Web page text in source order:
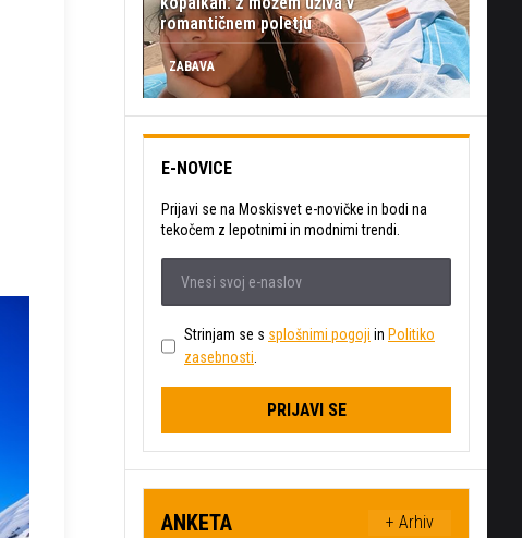
romantičnem poletju
ZABAVA
E-NOVICE
Prijavi se na Moskisvet e-novičke in bodi na
tekočem z lepotnimi in modnimi trendi.
Strinjam se s splošnimi pogoji in Politiko
zasebnosti.
PRIJAVI SE
ANKETA + Arhiv